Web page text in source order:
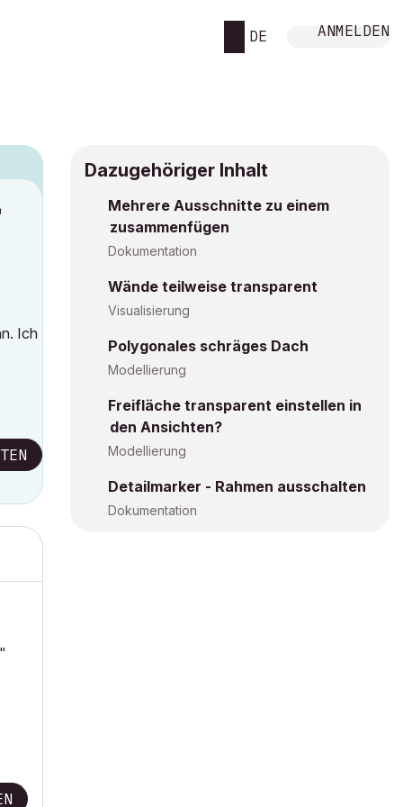
DE ANMELDEN
Ich
Dazugehöriger Inhalt
Mehrere Ausschnitte zu einem
zusammenfügen
Dokumentation
Wände teilweise transparent
Visualisierung
Polygonales schräges Dach
Modellierung
Freifläche transparent einstellen in
den Ansichten?
Modellierung
Detailmarker - Rahmen ausschalten
Dokumentation